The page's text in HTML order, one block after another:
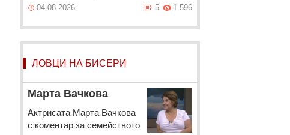
04.08.2026
1 596
5
ЛОВЦИ НА БИСЕРИ
Марта Вачкова
Актрисата Марта Вачкова
с коментар за семейството